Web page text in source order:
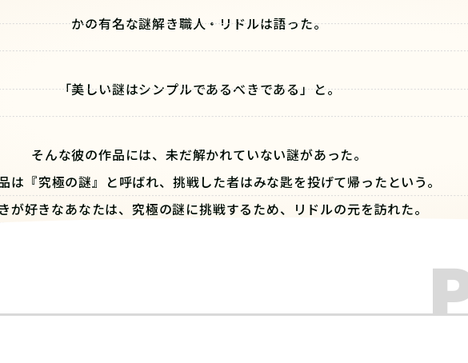
かの有名な謎解き職人・リドルは語った。
「美しい謎はシンプルであるべきである」と。
そんな彼の作品には、未だ解かれていない謎があった。
は『究極の謎』と呼ばれ、挑戦した者はみな匙を投げて帰ったという。
が好きなあなたは、究極の謎に挑戦するため、リドルの元を訪れた。